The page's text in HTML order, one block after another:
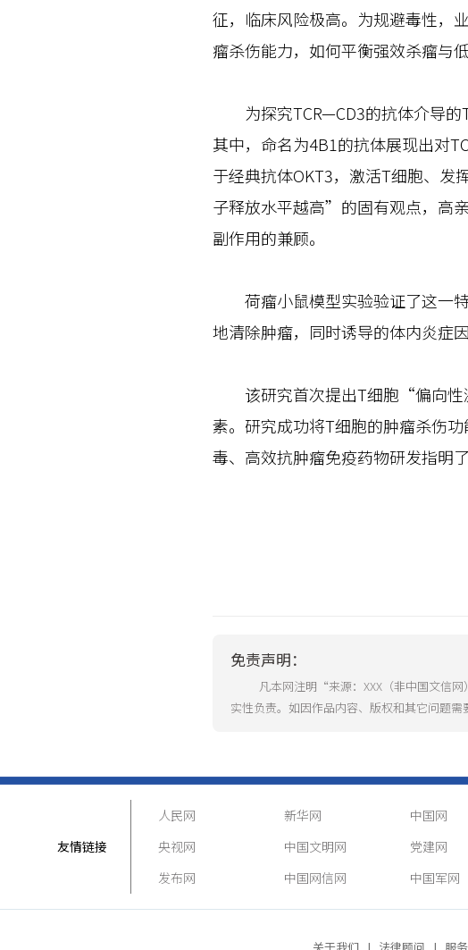
征，临床风险极高。为规避毒性，
瘤杀伤能力，如何平衡强效杀瘤与
为探究TCR—CD3的抗体介导的T
其中，命名为4B1的抗体展现出对
于经典抗体OKT3，激活T细胞、
子释放水平越高”的固有观点，高
副作用的兼顾。
荷瘤小鼠模型实验验证了这一特
地清除肿瘤，同时诱导的体内炎症
该研究首次提出T细胞“偏向性
素。研究成功将T细胞的肿瘤杀伤
毒、高效抗肿瘤免疫药物研发指明了
免责声明：
凡本网注明“来源：XXX（非中国文信
实性负责。如因作品内容、版权和其它问题需
友情链接
人民网 新华网 中国网
央视网
中国文明网 党建网
发布网
中国网信网 中国军网